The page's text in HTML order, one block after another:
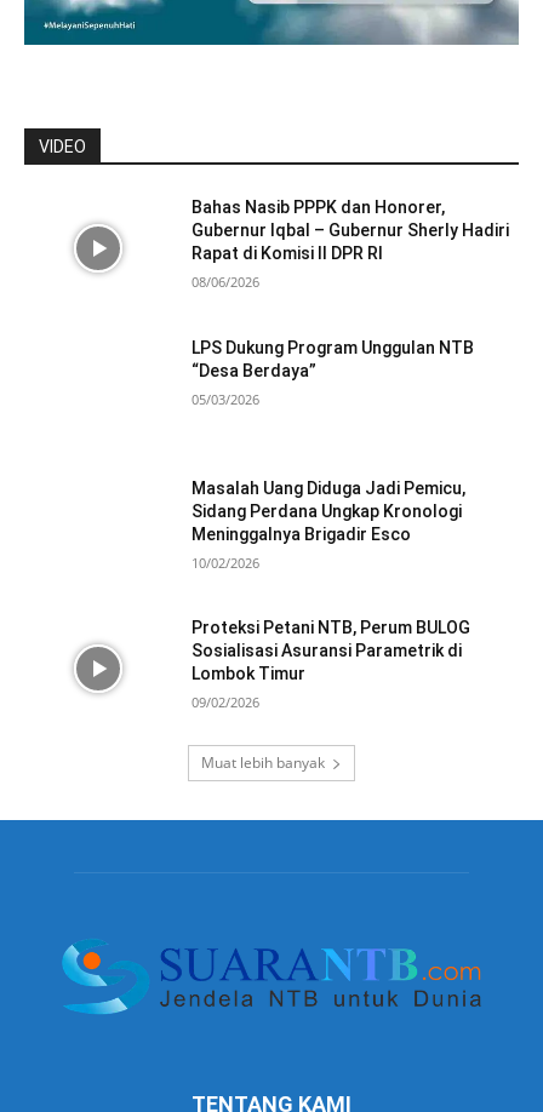
VIDEO
Bahas Nasib PPPK dan Honorer,
Gubernur Iqbal – Gubernur Sherly Hadiri
Rapat di Komisi II DPR RI
08/06/2026
LPS Dukung Program Unggulan NTB
“Desa Berdaya”
05/03/2026
Masalah Uang Diduga Jadi Pemicu,
Sidang Perdana Ungkap Kronologi
Meninggalnya Brigadir Esco
10/02/2026
Proteksi Petani NTB, Perum BULOG
Sosialisasi Asuransi Parametrik di
Lombok Timur
09/02/2026
Muat lebih banyak
TENTANG KAMI